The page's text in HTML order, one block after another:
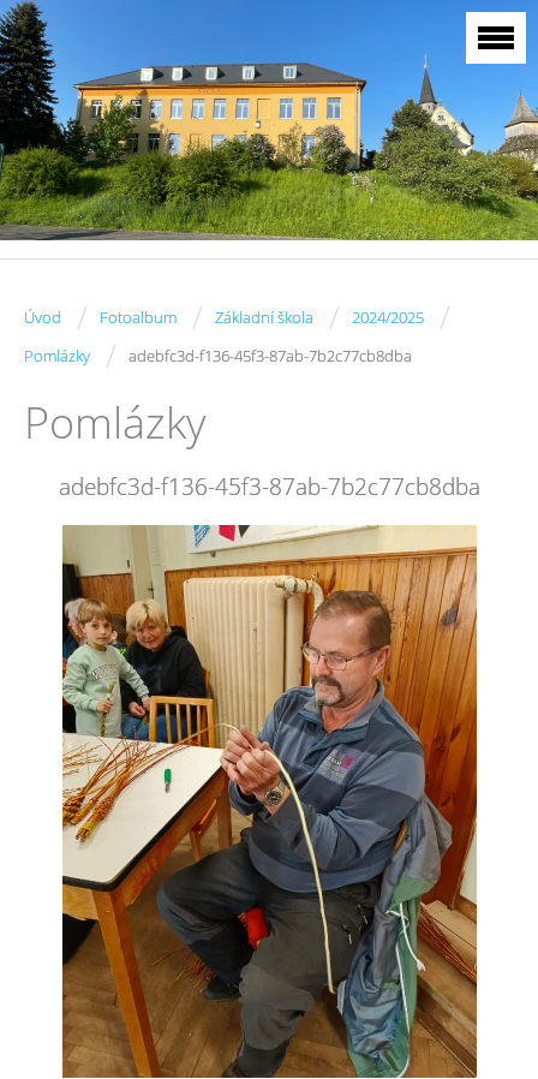
Úvod / Fotoalbum / Základní škola / 2024/2025 /
Pomlázky / adebfc3d-f136-45f3-87ab-7b2c77cb8dba
Pomlázky
adebfc3d-f136-45f3-87ab-7b2c77cb8dba